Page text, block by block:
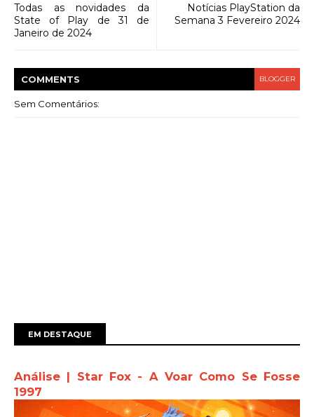
Notícias PlayStation da
Semana 3 Fevereiro 2024
Todas as novidades da
State of Play de 31 de
Janeiro de 2024
COMMENTS BLOGGER
Sem Comentários:
EM DESTAQUE
Análise | Star Fox - A Voar Como Se Fosse
1997